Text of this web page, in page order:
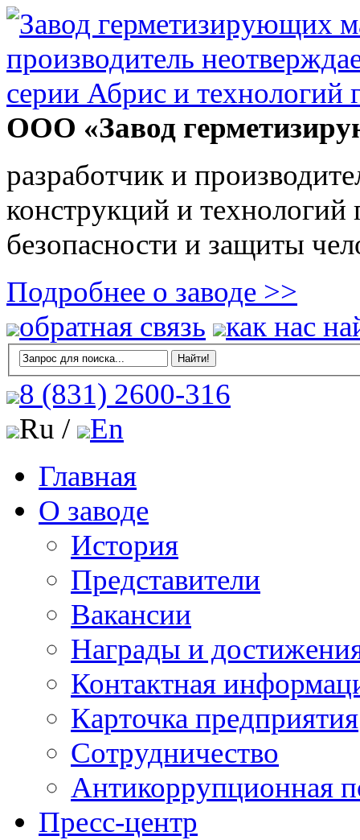
ООО «Завод
разработчик и
конструкций и
безопасности и защиты
Подробнее о заводе >>
обратная связь
как нас
8 (831) 2600-316
Ru /
En
Главная
О заводе
История
Представители
Вакансии
Награды и
Контактная
Карточка предприятия
Сотрудничество
Антикоррупционная
Пресс-центр